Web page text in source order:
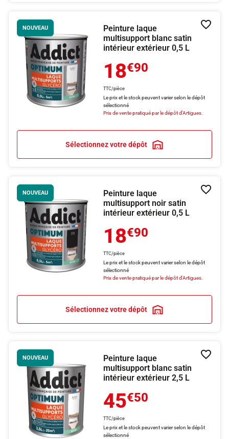
NOUVEAU
Peinture laque
multisupport blanc satin
intérieur extérieur 0,5 L
18€90
TTC/pièce
Le prix et le stock peuvent varier selon le dépôt
sélectionné
Prix de vente pratiqué par le dépôt d'Artigues.
Sélectionnez votre dépôt
NOUVEAU
Peinture laque
multisupport noir satin
intérieur extérieur 0,5 L
18€90
TTC/pièce
Le prix et le stock peuvent varier selon le dépôt
sélectionné
Prix de vente pratiqué par le dépôt d'Artigues.
Sélectionnez votre dépôt
NOUVEAU
Peinture laque
multisupport blanc satin
intérieur extérieur 2,5 L
45€50
TTC/pièce
Le prix et le stock peuvent varier selon le dépôt
sélectionné